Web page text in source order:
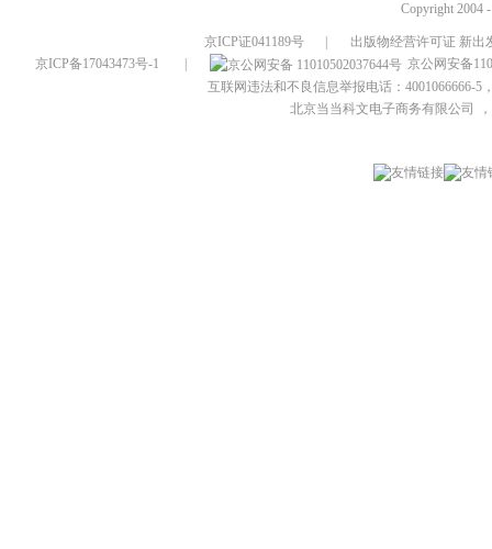
Copyright 2004
京ICP证041189号
出版物经营许可证 新出
京ICP备17043473号-1
京公网安备
互联网违法和不良信息举报电话：4001066666-5
北京当当科文电子商务有限公司